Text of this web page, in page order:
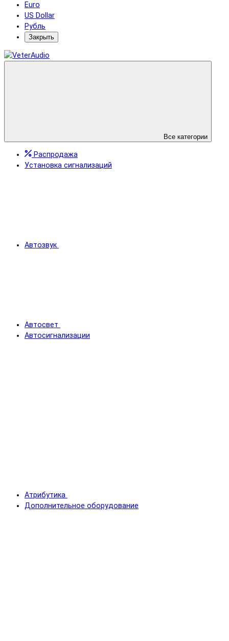
Euro
US Dollar
Рубль
Закрыть
Все категории
Распродажа
Установка сигнализаций
Автозвук
Автосвет
Автосигнализации
Атрибутика
Дополнительное оборудование